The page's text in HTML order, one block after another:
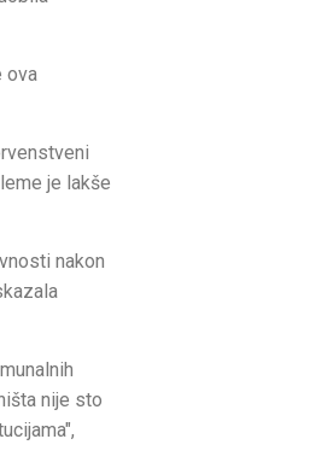
ova
je lakše
nakon
nije sto